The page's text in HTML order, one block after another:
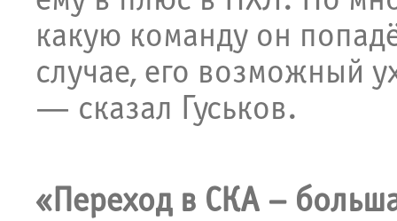
какую команду он
случае, его возможный
— сказал Гуськов.
«Переход в СКА –